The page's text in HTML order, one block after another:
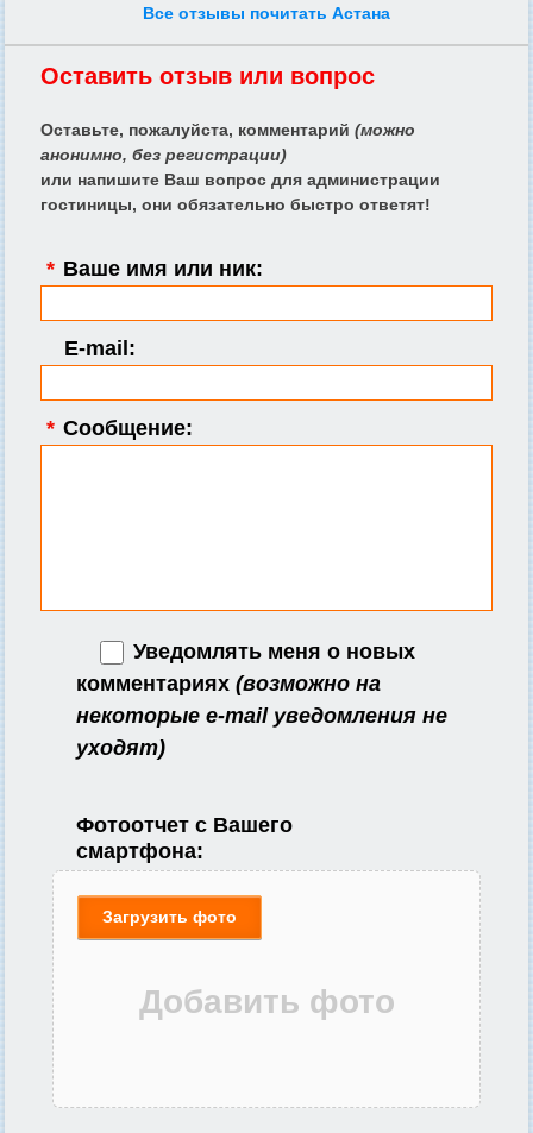
Все отзывы почитать Астана
Оставить отзыв или вопрос
Оставьте, пожалуйста, комментарий (можно
анонимно, без регистрации)
или напишите Ваш вопрос для администрации
гостиницы, они обязательно быстро ответят!
* Ваше имя или ник:
E-mail:
* Сообщение:
Уведомлять меня о новых
комментариях (возможно на
некоторые e-mail уведомления не
уходят)
Фотоотчет с Вашего
смартфона:
Загрузить фото